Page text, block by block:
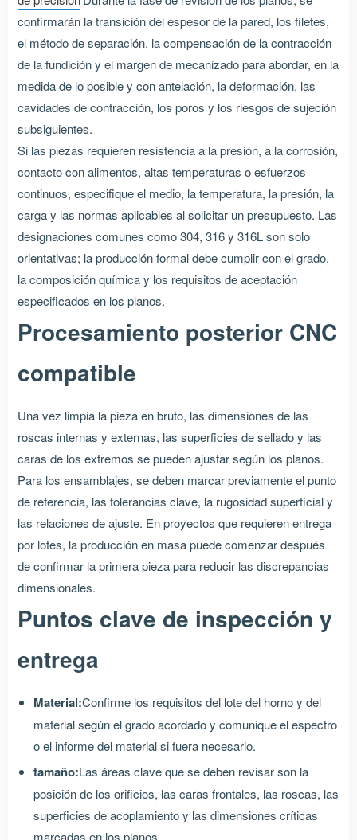
confirmarán la transición del espesor de la pared, los filetes,
el método de separación, la compensación de la contracción
de la fundición y el margen de mecanizado para abordar, en la
medida de lo posible y con antelación, la deformación, las
cavidades de contracción, los poros y los riesgos de sujeción
subsiguientes.
Si las piezas requieren resistencia a la presión, a la corrosión,
contacto con alimentos, altas temperaturas o esfuerzos
continuos, especifique el medio, la temperatura, la presión, la
carga y las normas aplicables al solicitar un presupuesto. Las
designaciones comunes como 304, 316 y 316L son solo
orientativas; la producción formal debe cumplir con el grado,
la composición química y los requisitos de aceptación
especificados en los planos.
Procesamiento posterior CNC
compatible
Una vez limpia la pieza en bruto, las dimensiones de las
roscas internas y externas, las superficies de sellado y las
caras de los extremos se pueden ajustar según los planos.
Para los ensamblajes, se deben marcar previamente el punto
de referencia, las tolerancias clave, la rugosidad superficial y
las relaciones de ajuste. En proyectos que requieren entrega
por lotes, la producción en masa puede comenzar después
de confirmar la primera pieza para reducir las discrepancias
dimensionales.
Puntos clave de inspección y
entrega
Material:Confirme los requisitos del lote del horno y del
material según el grado acordado y comunique el espectro
o el informe del material si fuera necesario.
tamaño:Las áreas clave que se deben revisar son la
posición de los orificios, las caras frontales, las roscas, las
superficies de acoplamiento y las dimensiones críticas
marcadas en los planos.